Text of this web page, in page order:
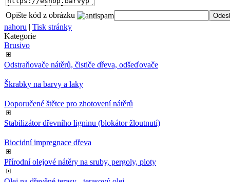
Opište kód z obrázku
nahoru | Tisk stránky
Kategorie
Brusivo
Odstraňovače nátěrů, čističe dřeva, odšeďovače
Škrabky na barvy a laky
Doporučené štětce pro zhotovení nátěrů
Stabilizátor dřevního ligninu (blokátor žloutnutí)
Biocidní impregnace dřeva
Přírodní olejové nátěry na sruby, pergoly, ploty